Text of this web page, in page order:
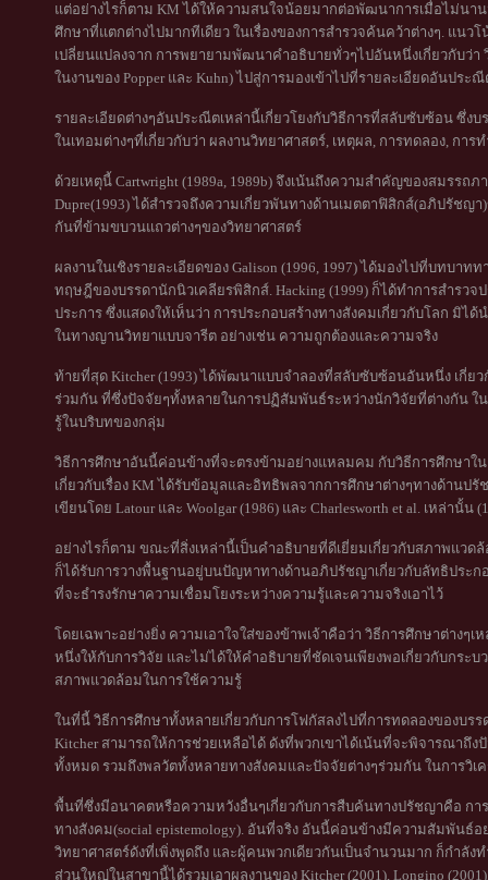
แต่อย่างไรก็ตาม KM ได้ให้ความสนใจน้อยมากต่อพัฒนาการเมื่อไม่นา
ศึกษาที่แตกต่างไปมากทีเดียว ในเรื่องของการสำรวจค้นคว้าต่างๆ. แน
เปลี่ยนแปลงจาก การพยายามพัฒนาคำอธิบายทั่วๆไปอันหนึ่งเกี่ยวกับว่
ในงานของ Popper และ Kuhn) ไปสู่การมองเข้าไปที่รายละเอียดอันประ
รายละเอียดต่างๆอันประณีตเหล่านี้เกี่ยวโยงกับวิธีการที่สลับซับซ้อน ซึ่
ในเทอมต่างๆที่เกี่ยวกับว่า ผลงานวิทยาศาสตร์, เหตุผล, การทดลอง, การ
ด้วยเหตุนี้ Cartwright (1989a, 1989b) จึงเน้นถึงความสำคัญของสมรรถ
Dupre(1993) ได้สำรวจถึงความเกี่ยวพันทางด้านเมตตาฟิสิกส์(อภิปรัชญ
กันที่ข้ามขบวนแถวต่างๆของวิทยาศาสตร์
ผลงานในเชิงรายละเอียดของ Galison (1996, 1997) ได้มองไปที่บทบา
ทฤษฎีของบรรดานักนิวเคลียรพิสิกส์. Hacking (1999) ก็ได้ทำการสำรวจ
ประการ ซึ่งแสดงให้เห็นว่า การประกอบสร้างทางสังคมเกี่ยวกับโลก มิไ
ในทางญานวิทยาแบบจารีต อย่างเช่น ความถูกต้องและความจริง
ท้ายที่สุด Kitcher (1993) ได้พัฒนาแบบจำลองที่สลับซับซ้อนอันหนึ่ง เกี่ย
ร่วมกัน ที่ซึ่งปัจจัยๆทั้งหลายในการปฏิสัมพันธ์ระหว่างนักวิจัยที่ต่างกัน ใ
รู้ในบริบทของกลุ่ม
วิธีการศึกษาอันนี้ค่อนข้างที่จะตรงข้ามอย่างแหลมคม กับวิธีการศึกษาใ
เกี่ยวกับเรื่อง KM ได้รับข้อมูลและอิทธิพลจากการศึกษาต่างๆทางด้านป
เขียนโดย Latour และ Woolgar (1986) และ Charlesworth et al. เหล่านั้น
อย่างไรก็ตาม ขณะที่สิ่งเหล่านี้เป็นคำอธิบายที่ดีเยี่ยมเกี่ยวกับสภาพแว
ก็ได้รับการวางพื้นฐานอยู่บนปัญหาทางด้านอภิปรัชญาเกี่ยวกับลัทธิประกอ
ที่จะธำรงรักษาความเชื่อมโยงระหว่างความรู้และความจริงเอาไว้
โดยเฉพาะอย่างยิ่ง ความเอาใจใส่ของข้าพเจ้าคือว่า วิธีการศึกษาต่าง
หนึ่งให้กับการวิจัย และไม่ได้ให้คำอธิบายที่ชัดเจนเพียงพอเกี่ยวกับกระ
สภาพแวดล้อมในการใช้ความรู้
ในที่นี้ วิธีการศึกษาทั้งหลายเกี่ยวกับการโฟกัสลงไปที่การทดลองของบร
Kitcher สามารถให้การช่วยเหลือได้ ดังที่พวกเขาได้เน้นที่จะพิจารณาถึง
ทั้งหมด รวมถึงพลวัตทั้งหลายทางสังคมและปัจจัยต่างๆร่วมกัน ในการวิ
พื้นที่ซึ่งมีอนาคตหรือความหวังอื่นๆเกี่ยวกับการสืบค้นทางปรัชญาคือ ก
ทางสังคม(social epistemology). อันที่จริง อันนี้ค่อนข้างมีความสัมพันธ์
วิทยาศาสตร์ดังที่เพิ่งพูดถึง และผู้คนพวกเดียวกันเป็นจำนวนมาก ก็กำลั
ส่วนใหญ่ในสาขานี้ได้รวมเอาผลงานของ Kitcher (2001), Longino (2001),